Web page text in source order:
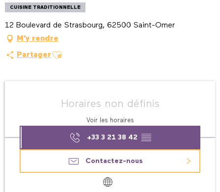
CUISINE TRADITIONNELLE
12 Boulevard de Strasbourg, 62500 Saint-Omer
M'y rendre
Partager Ajouter aux favoris
Horaires non définis
Voir les horaires
+33 3 21 38 42 ▒▒
Contactez-nous